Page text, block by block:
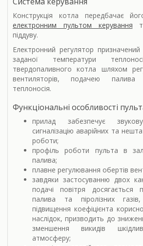
Конструкція котла передбачає
електронним пультом керування
піддуву.
Електронний регулятор
заданої температури
твердопаливного котла шляхом
вентиляторів, подачею палива
теплоносія.
Функціональні особливості
прилад забезпечує
сигналізацію аварійних та
роботи;
профіль роботи пульта в
палива;
плавне регулювання обертів
завдяки застосуванню двох
подачі повітря досягається
палива та піролізних
підвищення коефіцієнта
наслідок, призводить до
зменшення викидів
атмосферу;